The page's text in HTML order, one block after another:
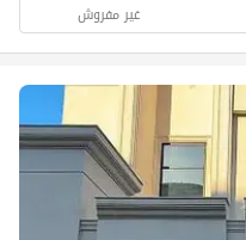
غير مفروش